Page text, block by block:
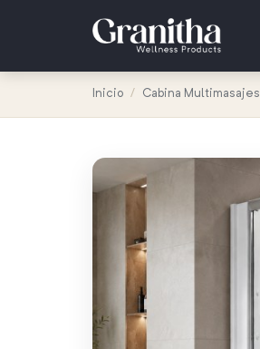
Inicio / Cabina Multimasajes